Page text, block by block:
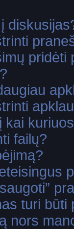
pridėti
kai
failų?
turi būti
nors